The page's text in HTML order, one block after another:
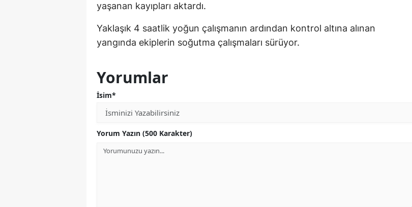
yaşanan kayıpları aktardı.
Yaklaşık 4 saatlik yoğun çalışmanın ardından kontrol altına alınan
yangında ekiplerin soğutma çalışmaları sürüyor.
Yorumlar
İsim*
Yorum Yazın (500 Karakter)